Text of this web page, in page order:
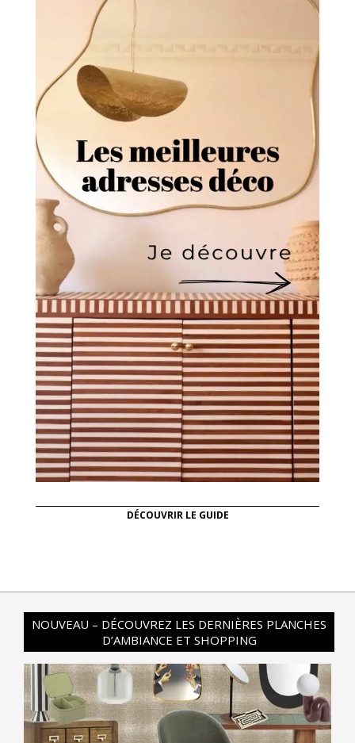
DÉCOUVRIR LE GUIDE
NOUVEAU – DÉCOUVREZ LES DERNIÈRES PLANCHES
D’AMBIANCE ET SHOPPING